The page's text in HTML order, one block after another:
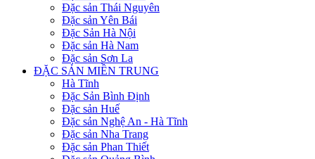
Đặc sản Thái Nguyên
Đặc sản Yên Bái
Đặc Sản Hà Nội
Đặc sản Hà Nam
Đặc sản Sơn La
ĐẶC SẢN MIỀN TRUNG
Hà Tĩnh
Đặc Sản Bình Định
Đặc sản Huế
Đặc sản Nghệ An - Hà Tĩnh
Đặc sản Nha Trang
Đặc sản Phan Thiết